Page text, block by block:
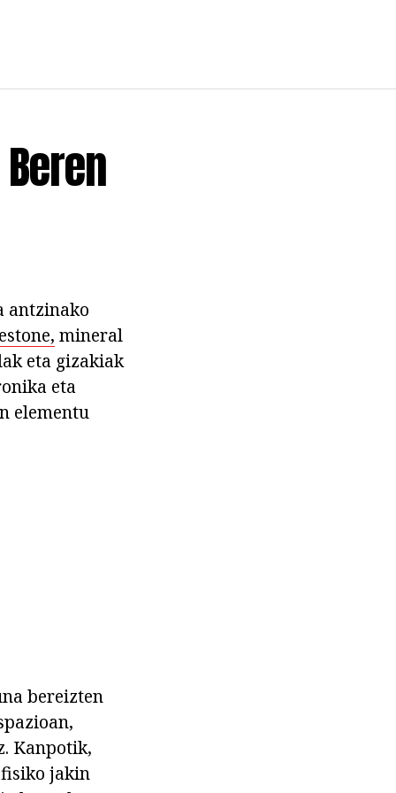
antzinako
mineral
eta gizakiak
eta
elementu
bereizten
Kanpotik,
jakin